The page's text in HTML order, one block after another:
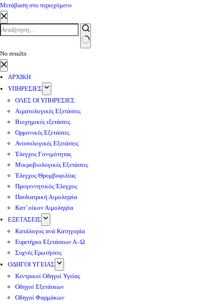
Μετάβαση στο περιεχόμενο
No results
ΑΡΧΙΚΗ
ΥΠΗΡΕΣΙΕΣ
ΟΛΕΣ ΟΙ ΥΠΗΡΕΣΙΕΣ
Αιματολογικές Εξετάσεις
Βιοχημικές εξετάσεις
Ορμονικές Εξετάσεις
Ανοσολογικές Εξετάσεις
Έλεγχος Γονιμότητας
Μικροβιολογικές Εξετάσεις
Έλεγχος Θρομβοφιλίας
Προγεννητικός Έλεγχος
Παιδιατρική Αιμοληψία
Κατ’ οίκον Αιμοληψία
ΕΞΕΤΑΣΕΙΣ
Κατάλογος ανά Κατηγορία
Ευρετήριο Εξετάσεων Α–Ω
Συχνές Ερωτήσεις
ΟΔΗΓΟΙ ΥΓΕΙΑΣ
Κεντρικοί Οδηγοί Υγείας
Οδηγοί Εξετάσεων
Οδηγοί Φαρμάκων